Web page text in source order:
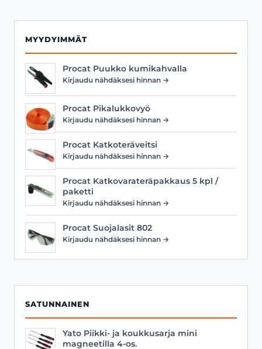
MYYDYIMMÄT
Procat Puukko kumikahvalla
Kirjaudu nähdäksesi hinnan →
Procat Pikalukkovyö
Kirjaudu nähdäksesi hinnan →
Procat Katkoteräveitsi
Kirjaudu nähdäksesi hinnan →
Procat Katkovarateräpakkaus 5 kpl /
paketti
Kirjaudu nähdäksesi hinnan →
Procat Suojalasit 802
Kirjaudu nähdäksesi hinnan →
SATUNNAINEN
Yato Piikki- ja koukkusarja mini
magneetilla 4-os.